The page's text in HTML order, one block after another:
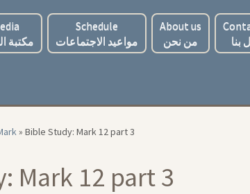
مكتبة
Schedule
مواعيد الاجتماعات
About us
من نحن
بنا
» Bible Study: Mark 12 part 3
Mark 12 part 3